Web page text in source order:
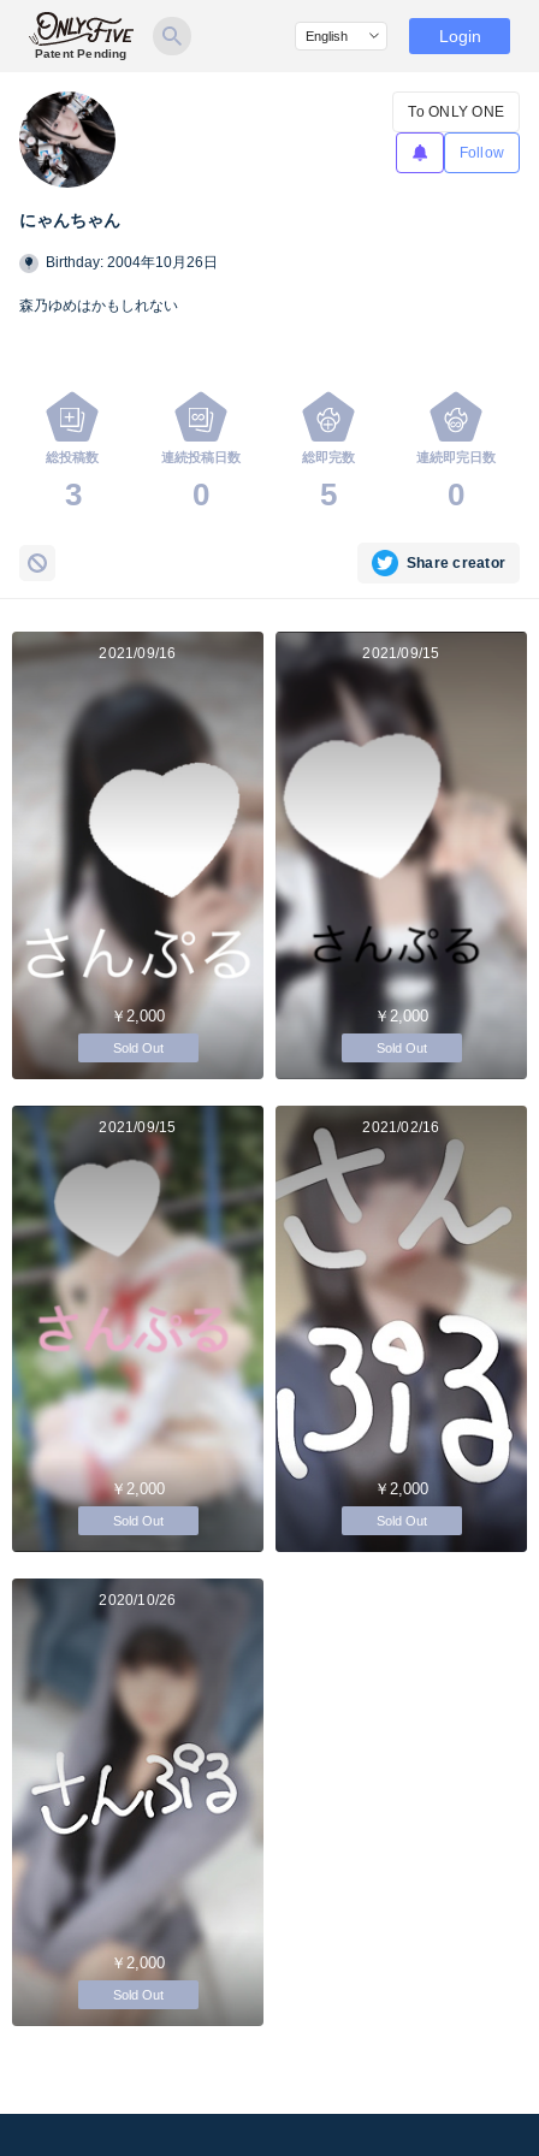
Patent Pending
Login
にゃんちゃん
To ONLY ONE
Follow
Birthday: 2004年10月26日
森乃ゆめはかもしれない
総投稿数
3
連続投稿日数
0
総即完数
5
連続即完日数
0
Share creator
2021/09/16
￥2,000
Sold Out
2021/09/15
￥2,000
Sold Out
2021/09/15
￥2,000
Sold Out
2021/02/16
￥2,000
Sold Out
2020/10/26
￥2,000
Sold Out